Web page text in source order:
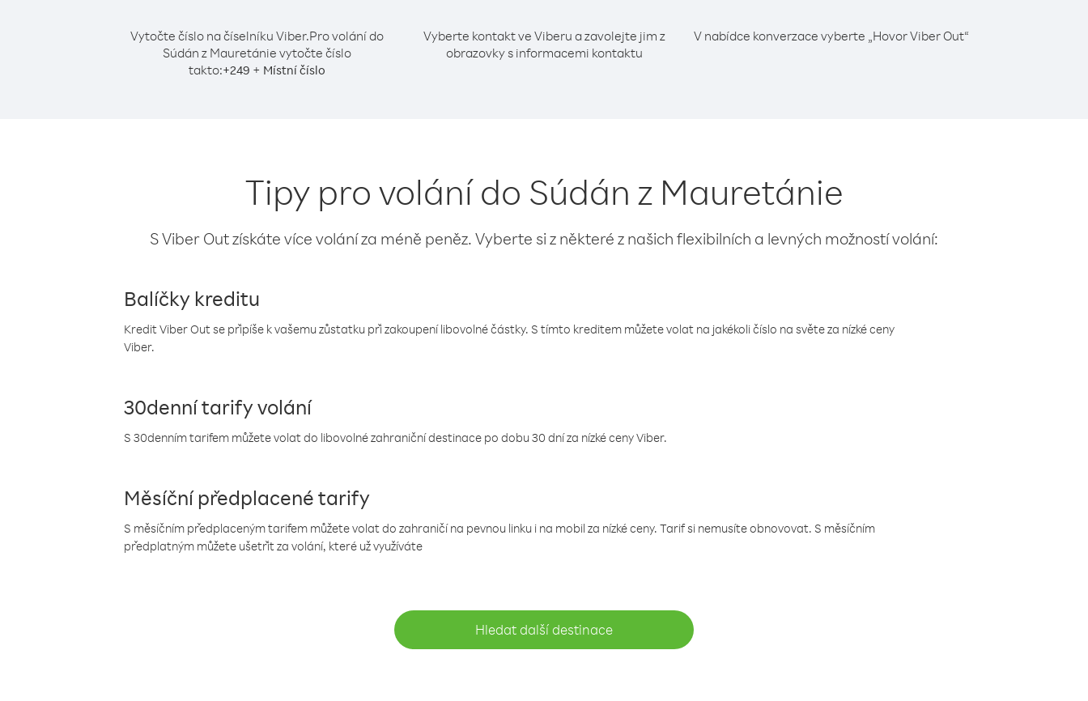
Vytočte číslo na číselníku Viber.Pro volání do
Súdán z Mauretánie vytočte číslo
takto:+249 + Místní číslo
Vyberte kontakt ve Viberu a zavolejte jim z
obrazovky s informacemi kontaktu
V nabídce konverzace vyberte „Hovor Viber Out“
Tipy pro volání do Súdán z Mauretánie
S Viber Out získáte více volání za méně peněz. Vyberte si z některé z našich flexibilních a levných možností volání:
Balíčky kreditu
Kredit Viber Out se připíše k vašemu zůstatku při zakoupení libovolné částky. S tímto kreditem můžete volat na jakékoli číslo na světe za nízké ceny
Viber.
30denní tarify volání
S 30denním tarifem můžete volat do libovolné zahraniční destinace po dobu 30 dní za nízké ceny Viber.
Měsíční předplacené tarify
S měsíčním předplaceným tarifem můžete volat do zahraničí na pevnou linku i na mobil za nízké ceny. Tarif si nemusíte obnovovat. S měsíčním
předplatným můžete ušetřit za volání, které už využíváte
Hledat další destinace